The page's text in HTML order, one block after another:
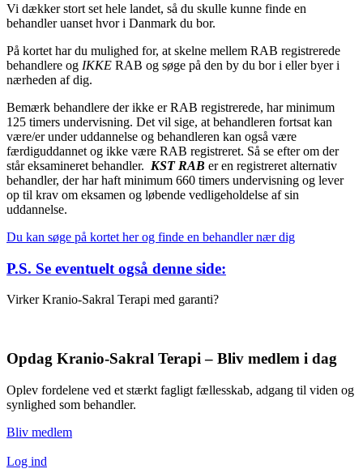
Vi dækker stort set hele landet, så du skulle kunne finde en
behandler uanset hvor i Danmark du bor.
På kortet har du mulighed for, at skelne mellem RAB registrerede
behandlere og IKKE RAB og søge på den by du bor i eller byer i
nærheden af dig.
Bemærk behandlere der ikke er RAB registrerede, har minimum
125 timers undervisning. Det vil sige, at behandleren fortsat kan
være/er under uddannelse og behandleren kan også være
færdiguddannet og ikke være RAB registreret. Så se efter om der
står eksamineret behandler. KST RAB er en registreret alternativ
behandler, der har haft minimum 660 timers undervisning og lever
op til krav om eksamen og løbende vedligeholdelse af sin
uddannelse.
Du kan søge på kortet her og finde en behandler nær dig
P.S. Se eventuelt også denne side:
Virker Kranio-Sakral Terapi med garanti?
Opdag Kranio-Sakral Terapi – Bliv medlem i dag
Oplev fordelene ved et stærkt fagligt fællesskab, adgang til viden og
synlighed som behandler.
Bliv medlem
Log ind